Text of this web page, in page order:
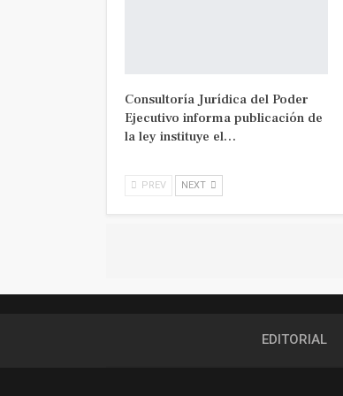
Consultoría Jurídica del Poder
Ejecutivo informa publicación de
la ley instituye el…
PREV NEXT
EDITORIAL